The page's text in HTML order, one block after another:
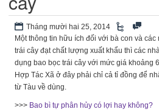
Tháng mười hai 25, 2014
Một thông tin hữu ích đối với bà con và
trái cây đạt chất lượng xuất khẩu thì các
dụng bao bọc trái cây với mức giá khoảng
Hợp Tác Xã ở đây phải chỉ cả tỉ đồng để
từ Tàu về dùng.
>>> Bao bì tự phân hủy có lợi hay không?